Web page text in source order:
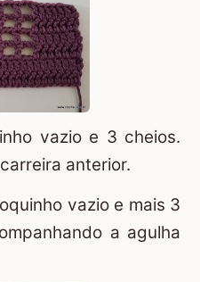
vazio e 3 cheios.
anterior.
vazio e mais 3
a agulha